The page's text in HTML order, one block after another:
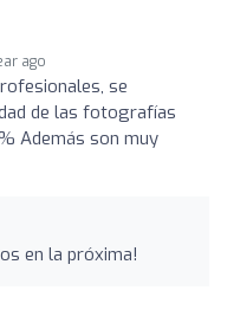
ago
se
de las fotografías
Además son muy
en la próxima!